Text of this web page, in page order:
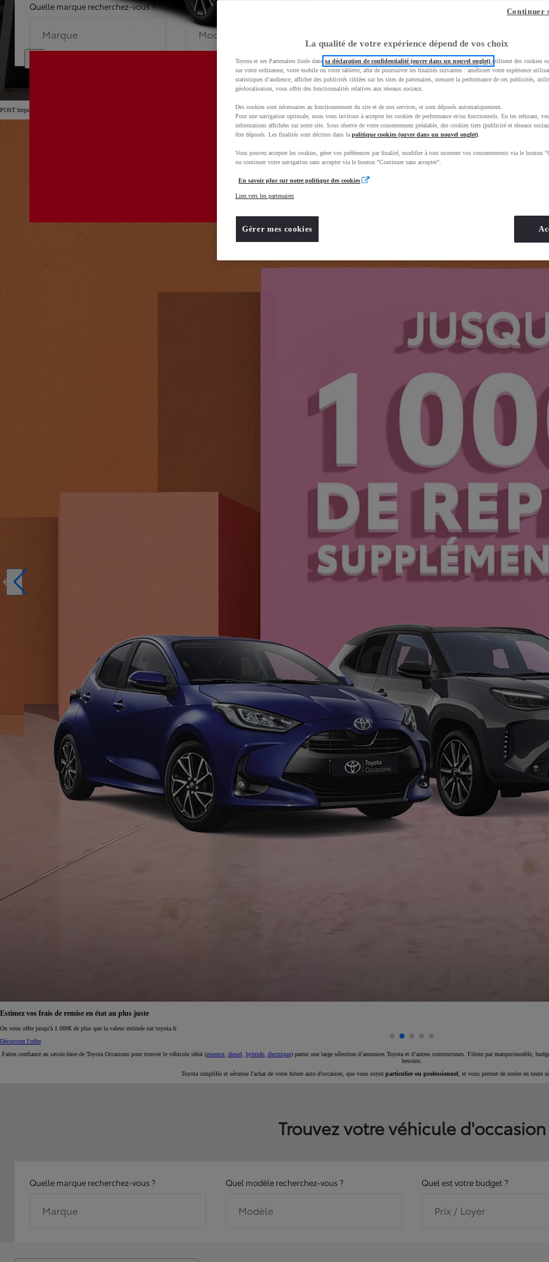
Nouvelle Yaris Cross
Disponible prochainement
Quelle marque recherchez-vous ?
Marque
Quel modèle recherchez-vous ?
Modèle
Dans quelle
POST https://usc-webcomponents.toyota-europe.com/v1/car-filter-header/fr/fr?carFilter=used&brand=toyota&uscEnv=production&useGlobalStore=true&vehicules%2Fsogida-marmande=
Estimez vos frais de remise en état au plus juste
On vous offre jusqu'à 1 000€ de plus que la valeur estimée sur toyota.fr
Découvrez l'offre
Faites confiance au savoir-faire de Toyota Occasions pour trouver le véhicule idéal (essence, diesel hybride, électrique) parmi une large sélection d’annonces Toyota et d’autres constructeurs. Filtrez par marque/modèle,
besoins.
Toyota simplifie et sécurise l'achat de votre future auto d'occasion, que vous soyez particulier ou professionnel , et vous permet de rouler en toute
Trouvez votre véhicule d'occasion
Quelle marque recherchez-vous ?
Marque
Quel modèle recherchez-vous ?
Modèle
Quel est votre budget ?
Prix / Loyer
La qualité de votre expérience dépend de vos choix
Toyota et ses Partenaires listés dans sa déclaration de confidentialité (ouvre dans un nouvel onglet) utilisent des cookies
sur votre ordinateur, votre mobile ou votre tablette, afin de poursuivre les finalités suivantes : améliorer votre expérience
statistiques d’audience, afficher des publicités ciblées sur les sites de partenaires, mesurer la performance de ces publicités,
géolocalisation, vous offrir des fonctionnalités relatives aux réseaux sociaux.
Des cookies sont nécessaires au fonctionnement du site et de nos services, et sont déposés automatiquement.
Pour une navigation optimale, nous vous invitons à accepter les cookies de performance et/ou fonctionnels. En les refusant,
informations affichées sur notre site. Sous réserve de votre consentement préalable, des cookies tiers (publicité et réseaux
être déposés. Les finalités sont décrites dans la politique cookies (ouvre dans un nouvel onglet)
Vous pouvez accepter les cookies, gérer vos préférences par finalité, modifier à tout moment vos consentements via le bouton
ou continuer votre navigation sans accepter via le bouton "Continuer sans accepter".
En savoir plus sur notre politique des cookies
Lien vers les partenaires
Gérer mes cookies
Continuer